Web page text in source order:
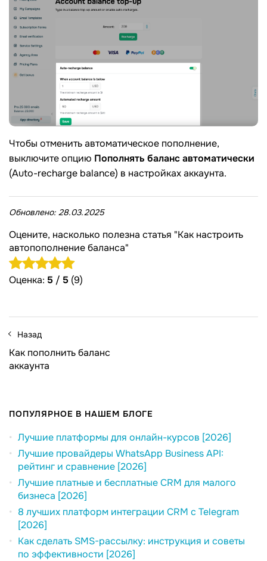
Чтобы отменить автоматическое пополнение,
выключите опцию Пополнять баланс автоматически
(Auto-recharge balance) в настройках аккаунта.
Обновлено: 28.03.2025
Оцените, насколько полезна статья "Как настроить
автопополнение баланса"
Оценка: 5 / 5 (9)
Назад
Как пополнить баланс
аккаунта
ПОПУЛЯРНОЕ В НАШЕМ БЛОГЕ
Лучшие платформы для онлайн-курсов [2026]
Лучшие провайдеры WhatsApp Business API:
рейтинг и сравнение [2026]
Лучшие платные и бесплатные CRM для малого
бизнеса [2026]
8 лучших платформ интеграции CRM с Telegram
[2026]
Как сделать SMS-рассылку: инструкция и советы
по эффективности [2026]